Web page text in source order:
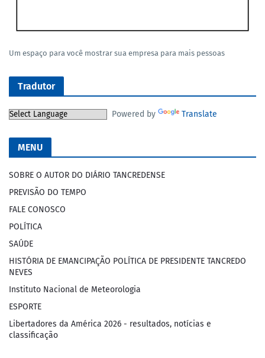
Um espaço para você mostrar sua empresa para mais pessoas
Tradutor
Powered by Translate
MENU
SOBRE O AUTOR DO DIÁRIO TANCREDENSE
PREVISÃO DO TEMPO
FALE CONOSCO
POLÍTICA
SAÚDE
HISTÓRIA DE EMANCIPAÇÃO POLÍTICA DE PRESIDENTE TANCREDO
NEVES
Instituto Nacional de Meteorologia
ESPORTE
Libertadores da América 2026 - resultados, notícias e
classificação